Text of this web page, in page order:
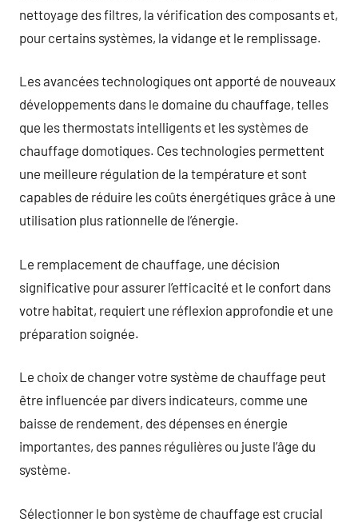
nettoyage des filtres, la vérification des composants et,
pour certains systèmes, la vidange et le remplissage.
Les avancées technologiques ont apporté de nouveaux
développements dans le domaine du chauffage, telles
que les thermostats intelligents et les systèmes de
chauffage domotiques. Ces technologies permettent
une meilleure régulation de la température et sont
capables de réduire les coûts énergétiques grâce à une
utilisation plus rationnelle de l’énergie.
Le remplacement de chauffage, une décision
significative pour assurer l’efficacité et le confort dans
votre habitat, requiert une réflexion approfondie et une
préparation soignée.
Le choix de changer votre système de chauffage peut
être influencée par divers indicateurs, comme une
baisse de rendement, des dépenses en énergie
importantes, des pannes régulières ou juste l’âge du
système.
Sélectionner le bon système de chauffage est crucial